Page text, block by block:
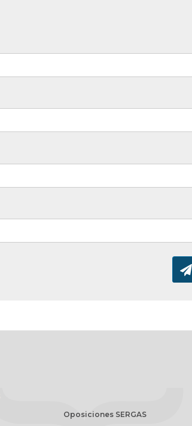
Oposiciones SERGAS